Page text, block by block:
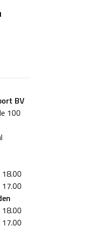
BV
100